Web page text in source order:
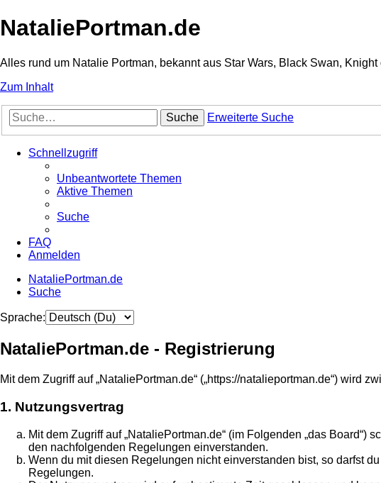
NataliePortman.de
Alles rund um Natalie Portman, bekannt aus Star Wars, Black Swan,
Zum Inhalt
Suche Erweiterte Suche
Schnellzugriff
Unbeantwortete Themen
Aktive Themen
Suche
FAQ
Anmelden
NataliePortman.de
Suche
Sprache:
NataliePortman.de - Registrierung
Mit dem Zugriff auf „NataliePortman.de“ („https://natalieportman.de“) wird
1. Nutzungsvertrag
Mit dem Zugriff auf „NataliePortman.de“ (im Folgenden „das
den nachfolgenden Regelungen einverstanden.
Wenn du mit diesen Regelungen nicht einverstanden bist, so darfst
Regelungen.